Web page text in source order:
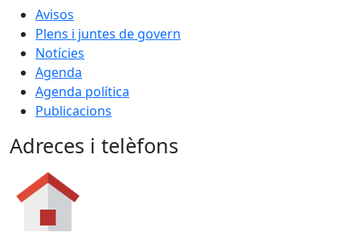
Avisos
Plens i juntes de govern
Notícies
Agenda
Agenda política
Publicacions
Adreces i telèfons